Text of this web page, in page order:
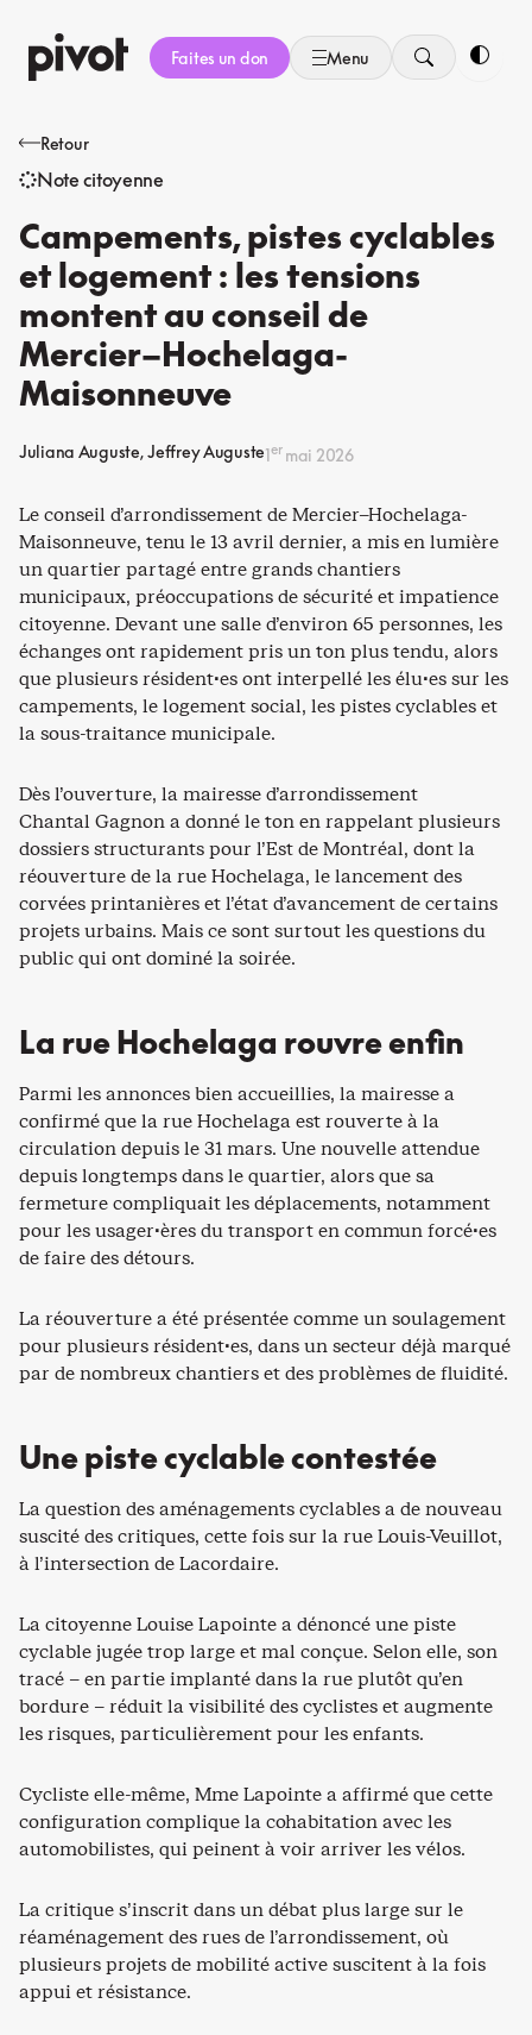
au
contenu
Faites un don Menu
Retour
Note citoyenne
Campements, pistes cyclables
et logement : les tensions
montent au conseil de
Mercier–Hochelaga-
Maisonneuve
Juliana Auguste Jeffrey Auguste1ermai 2026
Le conseil d’arrondissement de Mercier–Hochelaga-
Maisonneuve, tenu le 13 avril dernier, a mis en lumière
un quartier partagé entre grands chantiers
municipaux, préoccupations de sécurité et impatience
citoyenne. Devant une salle d’environ 65 personnes, les
échanges ont rapidement pris un ton plus tendu, alors
que plusieurs résident·es ont interpellé les élu·es sur les
campements, le logement social, les pistes cyclables et
la sous-traitance municipale.
Dès l’ouverture, la mairesse d’arrondissement
Chantal Gagnon a donné le ton en rappelant plusieurs
dossiers structurants pour l’Est de Montréal, dont la
réouverture de la rue Hochelaga, le lancement des
corvées printanières et l’état d’avancement de certains
projets urbains. Mais ce sont surtout les questions du
public qui ont dominé la soirée.
La rue Hochelaga rouvre enfin
Parmi les annonces bien accueillies, la mairesse a
confirmé que la rue Hochelaga est rouverte à la
circulation depuis le 31 mars. Une nouvelle attendue
depuis longtemps dans le quartier, alors que sa
fermeture compliquait les déplacements, notamment
pour les usager·ères du transport en commun forcé·es
de faire des détours.
La réouverture a été présentée comme un soulagement
pour plusieurs résident·es, dans un secteur déjà marqué
par de nombreux chantiers et des problèmes de fluidité.
Une piste cyclable contestée
La question des aménagements cyclables a de nouveau
suscité des critiques, cette fois sur la rue Louis-Veuillot,
à l’intersection de Lacordaire.
La citoyenne Louise Lapointe a dénoncé une piste
cyclable jugée trop large et mal conçue. Selon elle, son
tracé – en partie implanté dans la rue plutôt qu’en
bordure – réduit la visibilité des cyclistes et augmente
les risques, particulièrement pour les enfants.
Cycliste elle-même, Mme Lapointe a affirmé que cette
configuration complique la cohabitation avec les
automobilistes, qui peinent à voir arriver les vélos.
La critique s’inscrit dans un débat plus large sur le
réaménagement des rues de l’arrondissement, où
plusieurs projets de mobilité active suscitent à la fois
appui et résistance.